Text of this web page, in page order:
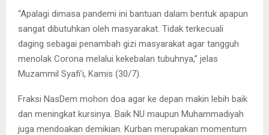
“Apalagi dimasa pandemi ini bantuan dalam bentuk apapun
sangat dibutuhkan oleh masyarakat. Tidak terkecuali
daging sebagai penambah gizi masyarakat agar tangguh
menolak Corona melalui kekebalan tubuhnya,” jelas
Muzammil Syafi’i, Kamis (30/7).
Fraksi NasDem mohon doa agar ke depan makin lebih baik
dan meningkat kursinya. Baik NU maupun Muhammadiyah
juga mendoakan demikian. Kurban merupakan momentum